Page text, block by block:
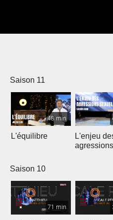
Saison 11
48 min
L'équilibre
L'enjeu
agressions
Saison 10
71 min